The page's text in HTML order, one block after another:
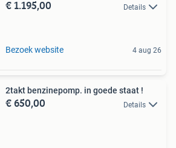
€ 1.195,00 Details
Bezoek website 4 aug 26
2takt benzinepomp. in goede staat !
€ 650,00 Details